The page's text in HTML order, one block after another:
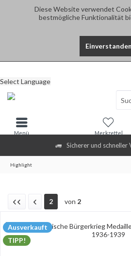
Diese Website verwendet
bestmögliche Funktionalität
Einverstanden
Sicherer und schneller
Select Language
Merkzettel
Menü
Highlight
2 von 2
Ausverkauft
TIPP!